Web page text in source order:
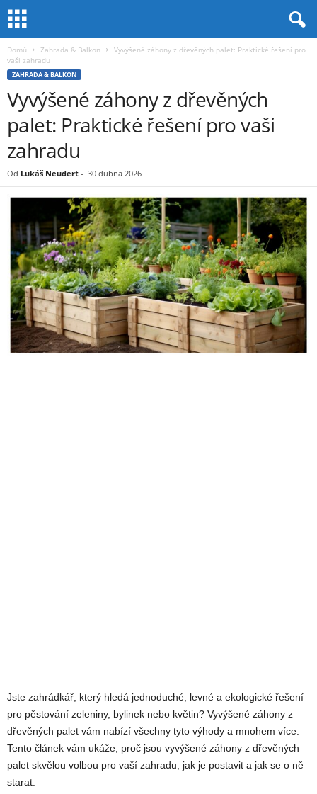
Domů Zahrada & Balkon
Vyvýšené záhony z dřevěných palet: Praktické řešení pro
vaši zahradu
ZAHRADA & BALKON
Vyvýšené záhony z dřevěných
palet: Praktické řešení pro vaši
zahradu
Od Lukáš Neudert - 30 dubna 2026
Jste zahrádkář, který hledá jednoduché, levné a ekologické řešení
pro pěstování zeleniny, bylinek nebo květin? Vyvýšené záhony z
dřevěných palet vám nabízí všechny tyto výhody a mnohem více.
Tento článek vám ukáže, proč jsou vyvýšené záhony z dřevěných
palet skvělou volbou pro vaší zahradu, jak je postavit a jak se o ně
starat.